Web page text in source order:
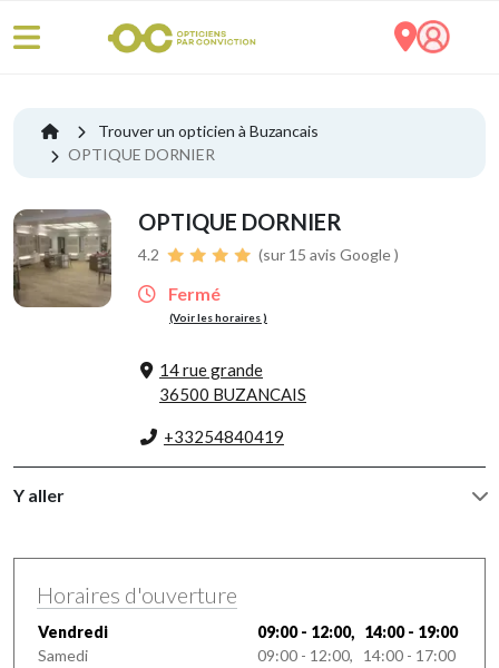
Trouver un opticien à Buzancais
OPTIQUE DORNIER
OPTIQUE DORNIER
4.2 (sur 15 avis Google )
Fermé
(Voir les horaires )
14 rue grande
36500 BUZANCAIS
+33254840419
Y aller
Horaires d'ouverture
Vendredi
09:00 - 12:00, 14:00 - 19:00
Samedi
09:00 - 12:00, 14:00 - 17:00